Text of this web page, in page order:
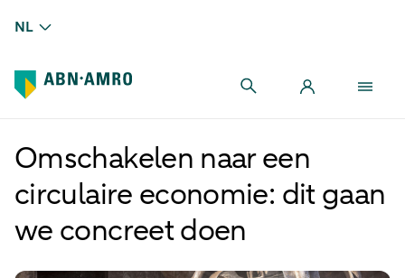
NL
Omschakelen naar een
circulaire economie: dit gaan
we concreet doen